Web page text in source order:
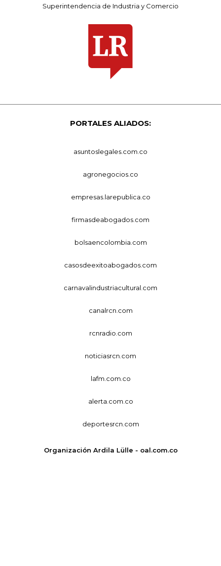
Superintendencia de Industria y Comercio
PORTALES ALIADOS:
asuntoslegales.com.co
agronegocios.co
empresas.larepublica.co
firmasdeabogados.com
bolsaencolombia.com
casosdeexitoabogados.com
carnavalindustriacultural.com
canalrcn.com
rcnradio.com
noticiasrcn.com
lafm.com.co
alerta.com.co
deportesrcn.com
Organización Ardila Lülle - oal.com.co